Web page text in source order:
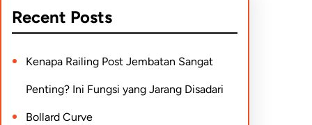
Recent Posts
Kenapa Railing Post Jembatan Sangat
Penting? Ini Fungsi yang Jarang Disadari
Bollard Curve